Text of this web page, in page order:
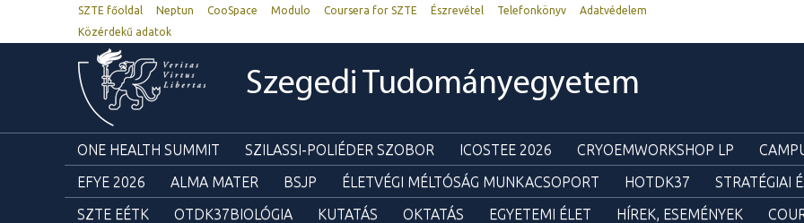
SZTE főoldal Neptun CooSpace Modulo Coursera for SZTE Észrevétel Telefonkönyv
Adatvédelem
Közérdekű adatok
Szegedi Tudományegyetem
ONE HEALTH SUMMIT SZILASSI-POLIÉDER SZOBOR ICOSTEE 2026 CRYOEMWORKSHOP LP
EFYE 2026
ALMA MATER BSJP ÉLETVÉGI MÉLTÓSÁG MUNKACSOPORT HOTDK37 STRATÉGIAI
SZTE EÉTK
OTDK37BIOLÓGIA KUTATÁS OKTATÁS EGYETEMI ÉLET HÍREK, ESEMÉNYEK